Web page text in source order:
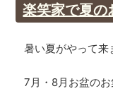
楽笑家で夏の
暑い夏がやって来
7月・8月お盆の